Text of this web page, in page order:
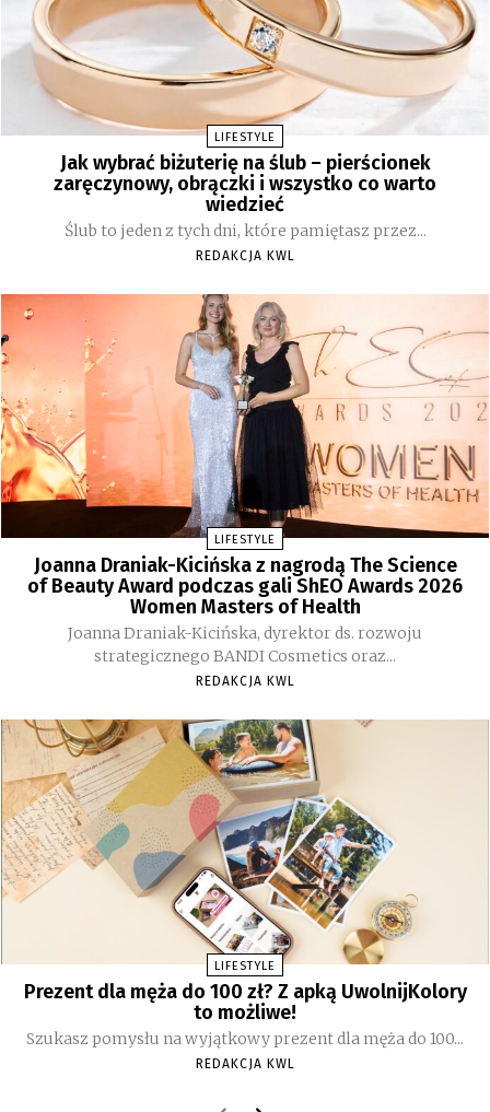
LIFESTYLE
Jak wybrać biżuterię na ślub – pierścionek
zaręczynowy, obrączki i wszystko co warto
wiedzieć
Ślub to jeden z tych dni, które pamiętasz przez...
REDAKCJA KWL
LIFESTYLE
Joanna Draniak-Kicińska z nagrodą The Science
of Beauty Award podczas gali ShEO Awards 2026
Women Masters of Health
Joanna Draniak-Kicińska, dyrektor ds. rozwoju
strategicznego BANDI Cosmetics oraz...
REDAKCJA KWL
LIFESTYLE
Prezent dla męża do 100 zł? Z apką UwolnijKolory
to możliwe!
Szukasz pomysłu na wyjątkowy prezent dla męża do 100...
REDAKCJA KWL